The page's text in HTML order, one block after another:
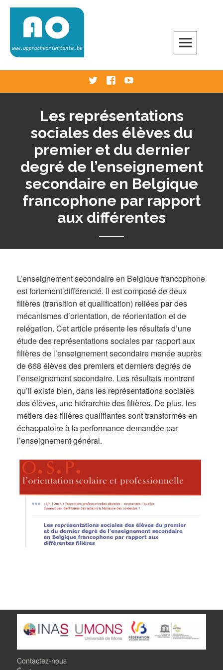
Skip
TwitterFacebookYoutube
Les représentations
sociales des élèves du
premier et du dernier
degré de l’enseignement
secondaire en Belgique
francophone par rapport
aux différentes
L’enseignement secondaire en Belgique francophone
est fortement différencié. Il est composé de deux
filières (transition et qualification) reliées par des
mécanismes d’orientation, de réorientation et de
relégation. Cet article présente les résultats d’une
étude des représentations sociales par rapport aux
filières de l’enseignement secondaire menée auprès
de 668 élèves des premiers et derniers degrés de
l’enseignement secondaire. Les résultats montrent
qu’il existe bien, dans les représentations sociales
des élèves, une hiérarchie des filières. De plus, les
métiers des filières qualifiantes sont transformés en
échappatoire à la performance demandée par
l’enseignement général.
Contactez-nous